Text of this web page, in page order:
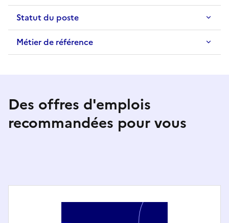
Statut du poste
Métier de référence
Des offres d'emplois
recommandées pour vous